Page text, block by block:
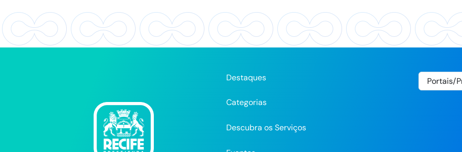
Destaques
Categorias
Descubra os Serviços